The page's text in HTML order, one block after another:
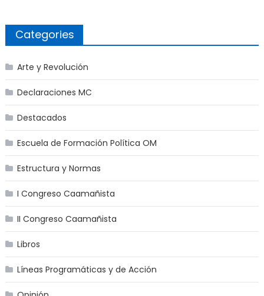
Categories
Arte y Revolución
Declaraciones MC
Destacados
Escuela de Formación Política OM
Estructura y Normas
I Congreso Caamañista
II Congreso Caamañista
Libros
Líneas Programáticas y de Acción